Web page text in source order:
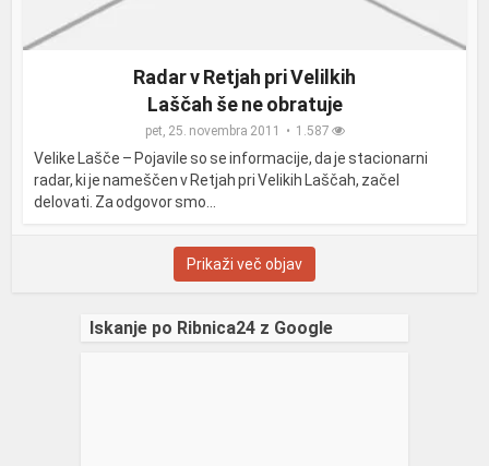
Radar v Retjah pri Velilkih
Laščah še ne obratuje
pet, 25. novembra 2011 1.587
Velike Lašče – Pojavile so se informacije, da je stacionarni
radar, ki je nameščen v Retjah pri Velikih Laščah, začel
delovati. Za odgovor smo...
Prikaži več objav
Iskanje po Ribnica24 z Google